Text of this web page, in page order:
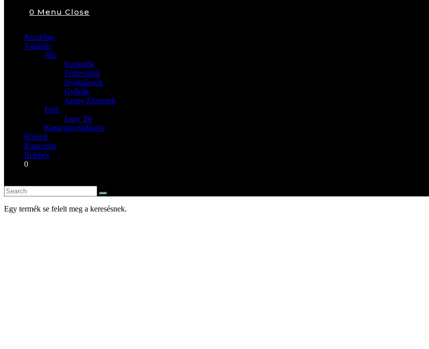
0 Menu Close
Kezdőlap
Vásárlás
Női
Karkötők
Fülbevalók
Nyakláncok
Gyűrűk
Arany Ékszerek
Férfi
Lazy Tie
Karácsonyfadíszek
Rólunk
Kapcsolat
Belépés
0
Egy termék se felelt meg a keresésnek.